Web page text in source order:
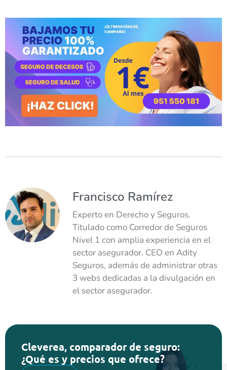
Francisco Ramírez
Experto en Derecho y Seguros.
Titulado como Corredor de Seguros
Nivel 1 con amplia experiencia en el
sector asegurador. CEO en Adity
Seguros, además de administrar otras
3 webs dedicadas a la divulgación en
el sector asegurador.
Cleverea, comparador de seguro:
¿Qué es y precios que ofrece?